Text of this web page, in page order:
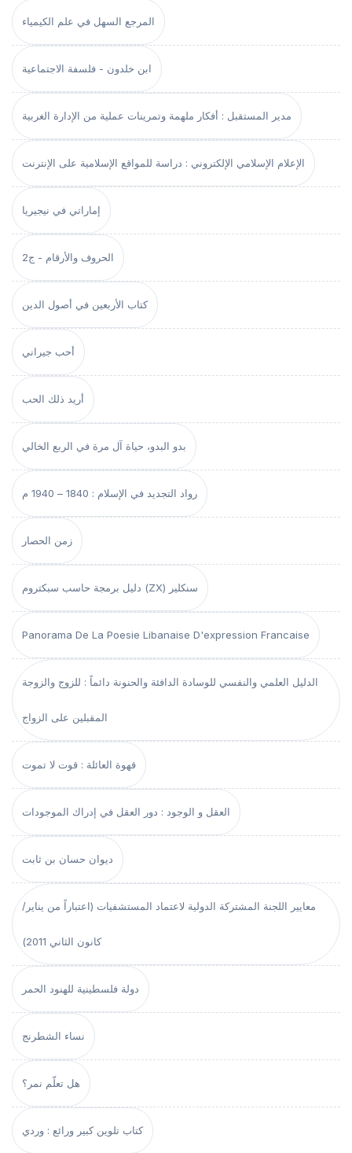
المرجع السهل في علم الكيمياء
ابن خلدون - فلسفة الاجتماعية
مدير المستقبل : أفكار ملهمة وتمرينات عملية من الإدارة الغربية
الإعلام الإسلامي الإلكتروني : دراسة للمواقع الإسلامية على الإنترنت
إماراتي في نيجيريا
الحروف والأرقام - ج2
كتاب الأربعين في أصول الدين
أحب جيراني
أريد ذلك الحب
بدو البدو، حياة آل مرة في الربع الخالي
رواد التجديد في الإسلام : 1840 – 1940 م
زمن الحصار
دليل برمجة حاسب سبكتروم (ZX) سنكلير
Panorama De La Poesie Libanaise D'expression Francaise
الدليل العلمي والنفسي للوسادة الدافئة والحنونة دائماً : للزوج والزوجة
المقبلين على الزواج
قهوة العائلة : قوت لا تموت
العقل و الوجود : دور العقل في إدراك الموجودات
ديوان حسان بن ثابت
معايير اللجنة المشتركة الدولية لاعتماد المستشفيات (اعتباراً من يناير/
كانون الثاني 2011)
دولة فلسطينية للهنود الحمر
نساء الشطرنج
هل تعلّم نمر؟
كتاب تلوين كبير ورائع : وردي